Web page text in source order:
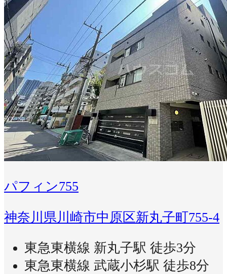
パフィン755
神奈川県川崎市中原区新丸子町755-4
東急東横線 新丸子駅 徒歩3分
東急東横線 武蔵小杉駅 徒歩8分